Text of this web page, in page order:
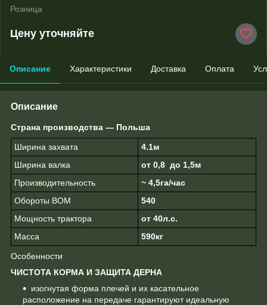
Розница
Цену уточняйте
Описание Характеристики Доставка Оплата
Описание
Страна производства — Польша
Ширина захвата
4.1м
Ширина валка
от 0,8 до 1,5м
Производительность
~ 4,5га/час
Обороты ВОМ
540
Мощность трактора
от 40л.с.
Масса
590кг
Особенности
ЧИСТОТА КОРМА И ЗАЩИТА ДЕРНА
изогнутая форма плечей и их касательное
расположение на передаче гарантируют идеальную